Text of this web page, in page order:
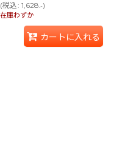
(税込: 1,628.-)
在庫わずか
カートに入れる